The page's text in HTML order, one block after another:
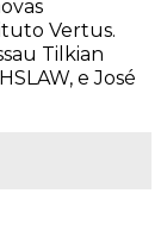
Vertus.
Tilkian
e José